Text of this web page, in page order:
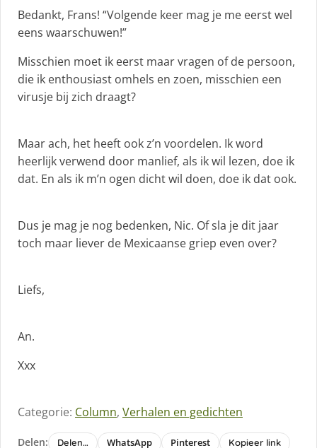
Bedankt, Frans! “Volgende keer mag je me eerst wel
eens waarschuwen!”
Misschien moet ik eerst maar vragen of de persoon,
die ik enthousiast omhels en zoen, misschien een
virusje bij zich draagt?
Maar ach, het heeft ook z’n voordelen. Ik word
heerlijk verwend door manlief, als ik wil lezen, doe ik
dat. En als ik m’n ogen dicht wil doen, doe ik dat ook.
Dus je mag je nog bedenken, Nic. Of sla je dit jaar
toch maar liever de Mexicaanse griep even over?
Liefs,
An.
Xxx
Categorie: Column, Verhalen en gedichten
Delen: Delen… WhatsApp Pinterest
Kopieer link